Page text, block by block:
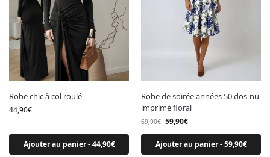
Robe chic à col roulé
44,90€
Ajouter au panier - 44,90€
Robe de soirée années 50 dos-nu
imprimé floral
69,90€ 59,90€
Ajouter au panier - 59,90€